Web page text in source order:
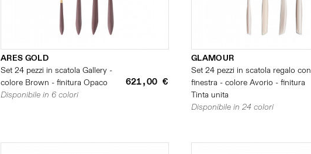
ARES GOLD
Set 24 pezzi in scatola Gallery -
colore Brown - finitura Opaco
621,00 €
Disponibile in 6 colori
GLAMOUR
Set 24 pezzi in scatola regalo con
finestra - colore Avorio - finitura
Tinta unita
Disponibile in 24 colori